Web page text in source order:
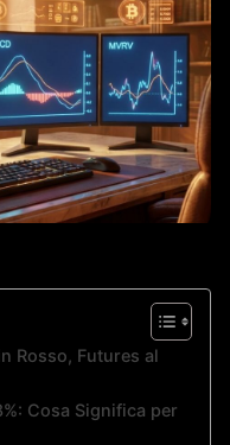
Rosso, Futures al
Cosa Significa per